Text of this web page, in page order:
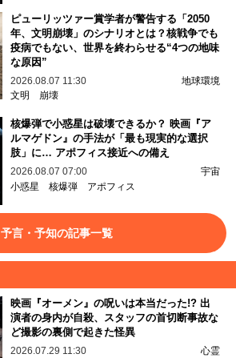
ピューリッツァー賞学者が警告する「2050
年、文明崩壊」のシナリオとは？核戦争でも
疫病でもない、世界を終わらせる“4つの地味
な原因”
2026.08.07 11:30
地球環境
文明
崩壊
核爆弾で小惑星は破壊できるか？ 映画『ア
ルマゲドン』の手法が「最も現実的な選択
肢」に… アポフィス接近への備え
2026.08.07 07:00
宇宙
小惑星 核爆弾 アポフィス
予言・予知の記事一覧
映画『オーメン』の呪いは本当だった!? 出
演者の身内が自殺、スタッフの首切断事故な
ど撮影の裏側で起きた怪異
2026.07.29 11:30
心霊